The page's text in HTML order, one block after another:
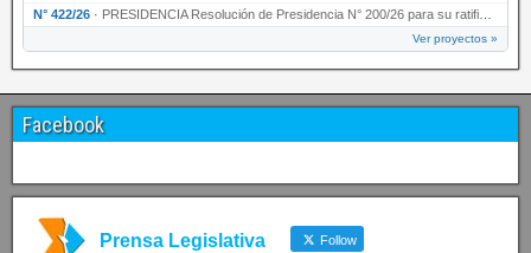
N° 422/26 · PRESIDENCIA Resolución de Presidencia N° 200/26 para su ratificación.
Ver proyectos »
Facebook
Prensa Legislativa Follow